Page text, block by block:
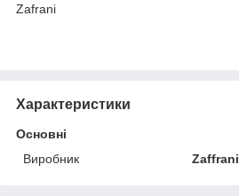
Zafrani
Характеристики
Основні
Виробник
Zaffrani